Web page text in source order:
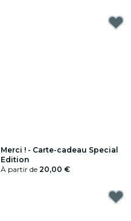
Merci ! - Carte-cadeau Special
Edition
À partir de 20,00 €